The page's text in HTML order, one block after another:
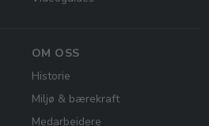
OM OSS
Historie
Miljø & bærekraft
Medarbeidere